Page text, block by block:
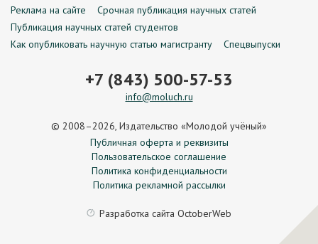
Реклама на сайте
Срочная публикация научных статей
Публикация научных статей студентов
Как опубликовать научную статью магистранту
Спецвыпуски
+7 (843) 500-57-53
info@moluch.ru
© 2008–2026, Издательство «Молодой учёный»
Публичная оферта и реквизиты
Пользовательское соглашение
Политика конфиденциальности
Политика рекламной рассылки
Разработка сайта OctoberWeb